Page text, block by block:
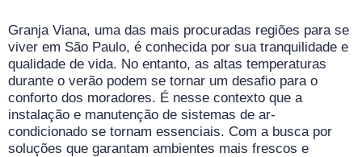
Granja Viana, uma das mais procuradas regiões para se
viver em São Paulo, é conhecida por sua tranquilidade e
qualidade de vida. No entanto, as altas temperaturas
durante o verão podem se tornar um desafio para o
conforto dos moradores. É nesse contexto que a
instalação e manutenção de sistemas de ar-
condicionado se tornam essenciais. Com a busca por
soluções que garantam ambientes mais frescos e